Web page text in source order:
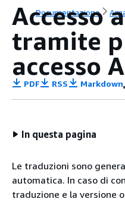
Documentazione
Accesso
tramite
accesso
PDF RSS Markdown
In questa pagina
Le traduzioni sono
automatica. In caso di
traduzione e la versione